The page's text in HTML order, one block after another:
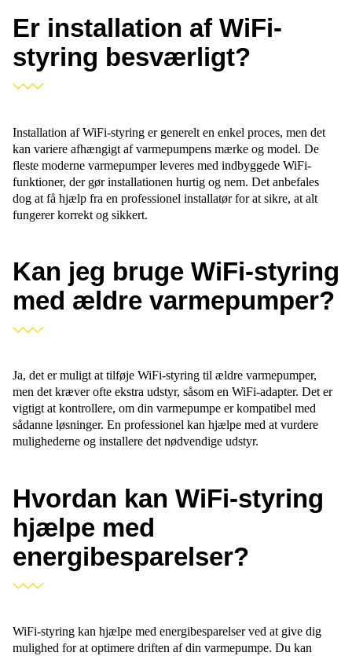
Er installation af WiFi-
styring besværligt?
Installation af WiFi-styring er generelt en enkel proces, men det
kan variere afhængigt af varmepumpens mærke og model. De
fleste moderne varmepumper leveres med indbyggede WiFi-
funktioner, der gør installationen hurtig og nem. Det anbefales
dog at få hjælp fra en professionel installatør for at sikre, at alt
fungerer korrekt og sikkert.
Kan jeg bruge WiFi-styring
med ældre varmepumper?
Ja, det er muligt at tilføje WiFi-styring til ældre varmepumper,
men det kræver ofte ekstra udstyr, såsom en WiFi-adapter. Det er
vigtigt at kontrollere, om din varmepumpe er kompatibel med
sådanne løsninger. En professionel kan hjælpe med at vurdere
mulighederne og installere det nødvendige udstyr.
Hvordan kan WiFi-styring
hjælpe med
energibesparelser?
WiFi-styring kan hjælpe med energibesparelser ved at give dig
mulighed for at optimere driften af din varmepumpe. Du kan